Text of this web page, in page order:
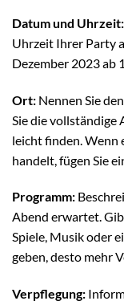
Datum und Uhrzeit:
Uhrzeit Ihrer Party
Dezember 2023 ab
Ort: Nennen Sie
Sie die vollständige
leicht finden. Wenn
handelt, fügen Sie
Programm:
Abend erwartet.
Spiele, Musik oder
geben, desto mehr
Verpflegung: